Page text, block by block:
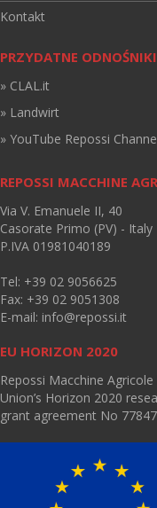
Kontakt
PRZYDATNE ODNOŚNIKI
» CLAL.it
» Landwirt
» YouTube Repossi
REPOSSI MACCHINE
Via V. Emanuele II, 40
Casorate Primo (PV) - Italy
P.IVA 01981040189
Tel: +39 02 9056625
Fax: +39 02 9051308
E-mail: info@repossi.it
EU HORIZON 2020
Repossi Macchine
Union’s Horizon 2020
grant agreement No